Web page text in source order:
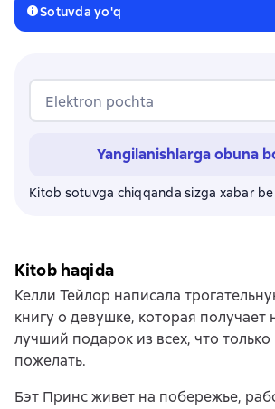
Sotuvda yo'q
Elektron pochta
Yangilanishlarga obuna
Kitob sotuvga chiqqanda sizga xabar
Kitob haqida
Келли Тейлор написала
книгу о девушке, которая получает
лучший подарок из всех, что
пожелать.
Бэт Принс живет на побережье,